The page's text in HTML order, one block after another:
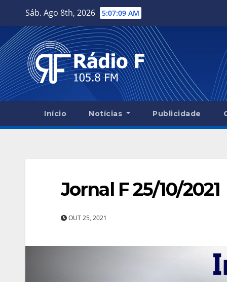
content
Sáb. Ago 8th, 2026 5:07:10 AM
Início Notícias Publicidade
Jornal F 25/10/2021
OUT 25, 2021